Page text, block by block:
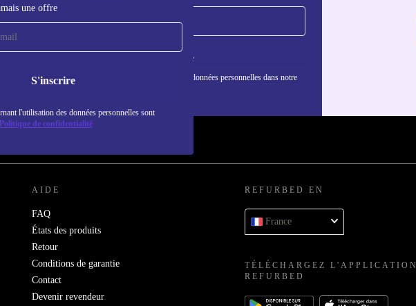
une offre
S'inscrire
l'utilisation des données personnelles sont
Politique de confidentialité
S'inscrire
Retrouvez les informations sur l'utilisation des données personnelles dans notre
AIDE
FAQ
États des produits
Retour
Conditions de garantie
Contact
Devenir revendeur
REFURBED EN
France
TÉLÉCHARGEZ L'APPLICATION
REFURBED